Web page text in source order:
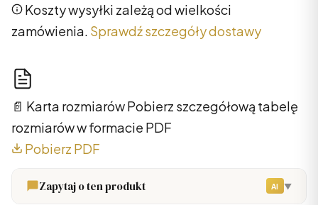
Koszty wysyłki zależą od wielkości
zamówienia. Sprawdź szczegóły dostawy
📄 Karta rozmiarówPobierz szczegółową tabelę
rozmiarów w formacie PDF
Pobierz PDF
Zapytaj o ten produkt AI ▼